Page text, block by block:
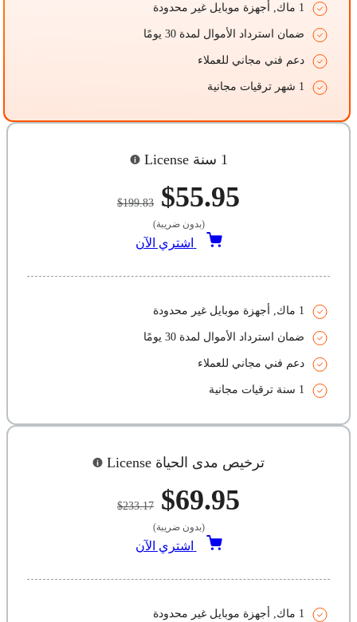
1 ماك, أجهزة موبايل غير محدودة
ضمان استرداد الأموال لمدة 30 يومًا
دعم فني مجاني للعملاء
1 شهر ترقيات مجانية
1 سنة License
$55.95
$199.83
(بدون ضريبة)
اشتري الآن
1 ماك, أجهزة موبايل غير محدودة
ضمان استرداد الأموال لمدة 30 يومًا
دعم فني مجاني للعملاء
1 سنة ترقيات مجانية
ترخيص مدى الحياة License
$69.95
$233.17
(بدون ضريبة)
اشتري الآن
1 ماك, أجهزة موبايل غير محدودة